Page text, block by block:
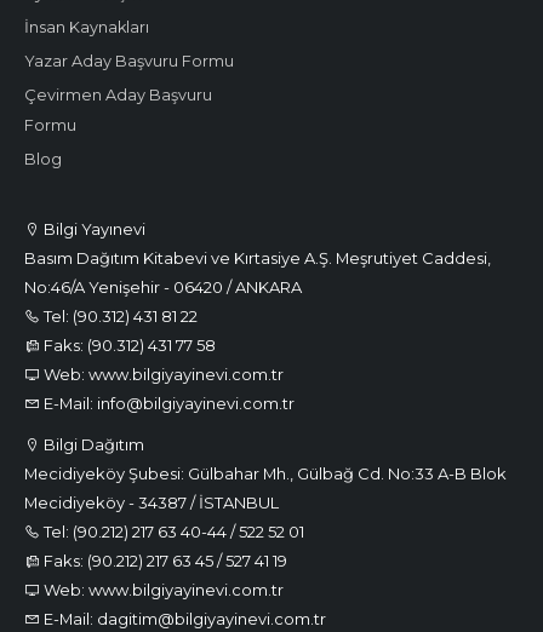
Bilgi Yayınevi
Basım Dağıtım Kitabevi ve Kırtasiye A.Ş. Meşrutiyet Caddesi,
No:46/A Yenişehir - 06420 / ANKARA
Tel: (90.312) 431 81 22
Faks: (90.312) 431 77 58
Web: www.bilgiyayinevi.com.tr
E-Mail: info@bilgiyayinevi.com.tr
Bilgi Dağıtım
Mecidiyeköy Şubesi: Gülbahar Mh., Gülbağ Cd. No:33 A-B Blok
Mecidiyeköy - 34387 / İSTANBUL
Tel: (90.212) 217 63 40-44 / 522 52 01
Faks: (90.212) 217 63 45 / 527 41 19
Web: www.bilgiyayinevi.com.tr
E-Mail: dagitim@bilgiyayinevi.com.tr
İnsan Kaynakları
Yazar Aday Başvuru Formu
Çevirmen Aday Başvuru
Formu
Blog